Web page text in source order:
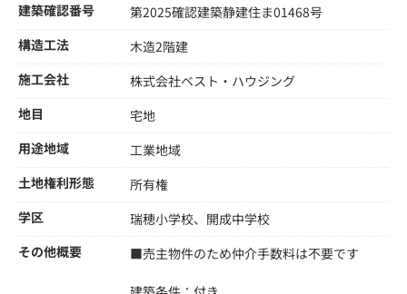
建築確認番号
第2025確認建築静建住ま01468号
構造工法
木造2階建
施工会社
株式会社ベスト・ハウジング
地目
宅地
用途地域
工業地域
土地権利形態
所有権
学区
瑞穂小学校、開成中学校
その他概要
■売主物件のため仲介手数料は不要です